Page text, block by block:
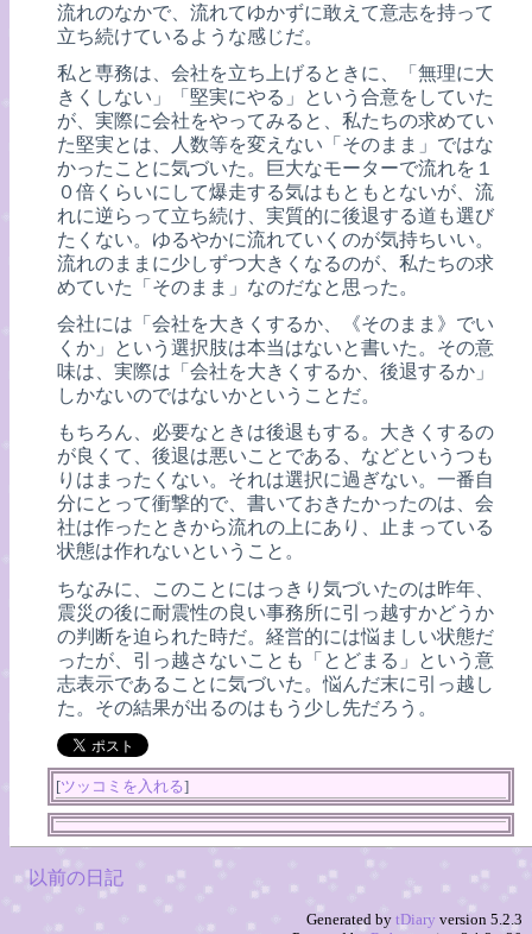
流れのなかで、流れてゆかずに敢えて意志を持って
立ち続けているような感じだ。
私と専務は、会社を立ち上げるときに、「無理に大
きくしない」「堅実にやる」という合意をしていた
が、実際に会社をやってみると、私たちの求めてい
た堅実とは、人数等を変えない「そのまま」ではな
かったことに気づいた。巨大なモーターで流れを１
０倍くらいにして爆走する気はもともとないが、流
れに逆らって立ち続け、実質的に後退する道も選び
たくない。ゆるやかに流れていくのが気持ちいい。
流れのままに少しずつ大きくなるのが、私たちの求
めていた「そのまま」なのだなと思った。
会社には「会社を大きくするか、《そのまま》でい
くか」という選択肢は本当はないと書いた。その意
味は、実際は「会社を大きくするか、後退するか」
しかないのではないかということだ。
もちろん、必要なときは後退もする。大きくするの
が良くて、後退は悪いことである、などというつも
りはまったくない。それは選択に過ぎない。一番自
分にとって衝撃的で、書いておきたかったのは、会
社は作ったときから流れの上にあり、止まっている
状態は作れないということ。
ちなみに、このことにはっきり気づいたのは昨年、
震災の後に耐震性の良い事務所に引っ越すかどうか
の判断を迫られた時だ。経営的には悩ましい状態だ
ったが、引っ越さないことも「とどまる」という意
志表示であることに気づいた。悩んだ末に引っ越し
た。その結果が出るのはもう少し先だろう。
[ツッコミを入れる]
以前の日記
Generated by tDiary version 5.2.3